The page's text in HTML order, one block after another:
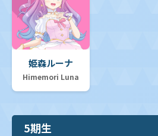
姫森ルーナ
Himemori Luna
5期生